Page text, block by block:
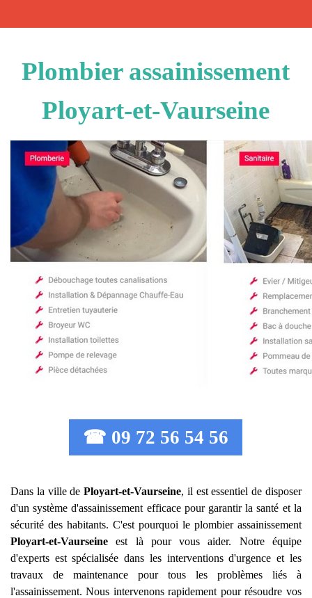
Plombier assainissement
Ployart-et-Vaurseine
☎ 09 72 56 54 56
Dans la ville de Ployart-et-Vaurseine, il est essentiel de disposer
d'un système d'assainissement efficace pour garantir la santé et la
sécurité des habitants. C'est pourquoi le plombier assainissement
Ployart-et-Vaurseine est là pour vous aider. Notre équipe
d'experts est spécialisée dans les interventions d'urgence et les
travaux de maintenance pour tous les problèmes liés à
l'assainissement. Nous intervenons rapidement pour résoudre vos